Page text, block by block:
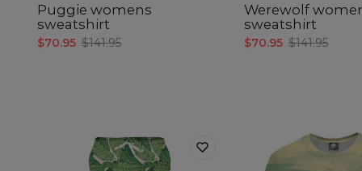
Puggie womens
sweatshirt
$70.95 $141.95
Werewolf
sweatshirt
$70.95 $141.95